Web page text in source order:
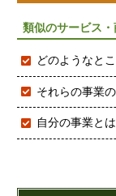
類似のサービス
どのようなと
それらの事業
自分の事業と